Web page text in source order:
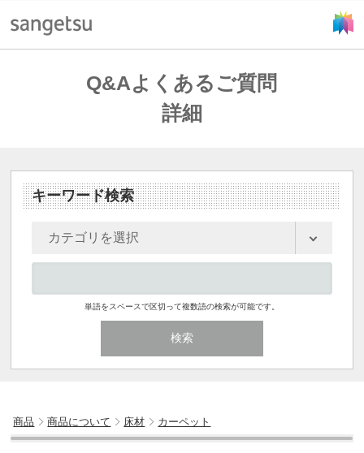
Q&Aよくあるご質問
詳細
キーワード検索
単語をスペースで区切って複数語の検索が可能です。
検索
商品 商品について 床材 カーペット